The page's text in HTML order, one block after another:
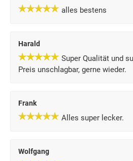
alles bestens
Harald
Super Qualität und
Preis unschlagbar, gerne wieder.
Frank
Alles super lecker.
Wolfgang